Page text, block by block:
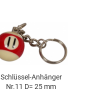
Schlüssel-​​An­hän­ger
Nr.11 D= 25 mm